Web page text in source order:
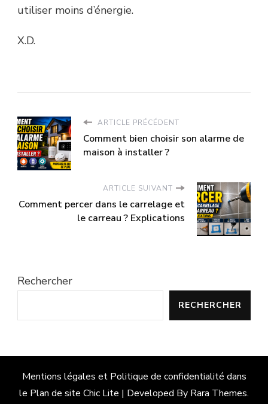
utiliser moins d’énergie.
X.D.
ARTICLE PRÉCÉDENT
Comment bien choisir son alarme de
maison à installer ?
ARTICLE SUIVANT
Comment percer dans le carrelage et
le carreau ? Explications
Rechercher
RECHERCHER
Mentions légales et Politique de confidentialité dans
le Plan de site Chic Lite | Developed By Rara Themes.